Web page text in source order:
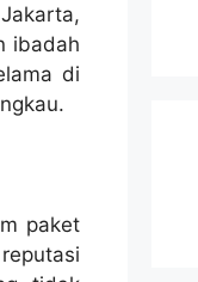
ibadah
di
paket